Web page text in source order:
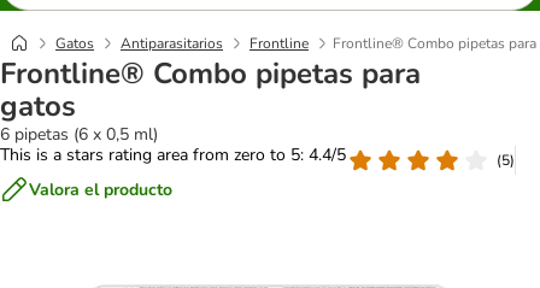
Gatos Antiparasitarios Frontline Frontline® Combo pipetas para
Frontline® Combo pipetas para
gatos
6 pipetas (6 x 0,5 ml)
This is a stars rating area from zero to 5: 4.4/5
(5)
Valora el producto